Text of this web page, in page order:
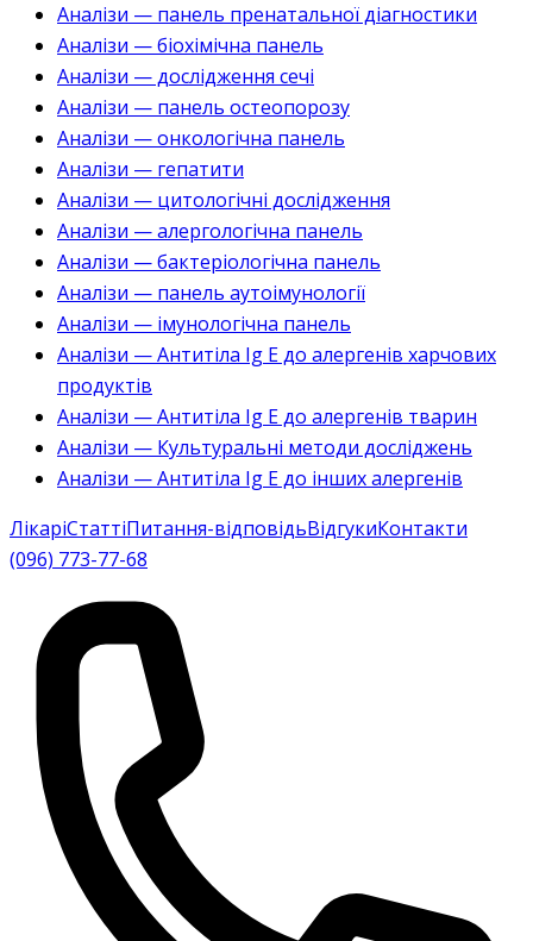
Аналізи — панель пренатальної діагностики
Аналізи — біохімічна панель
Аналізи — дослідження сечі
Аналізи — панель остеопорозу
Аналізи — онкологічна панель
Аналізи — гепатити
Аналізи — цитологічні дослідження
Аналізи — алергологічна панель
Аналізи — бактеріологічна панель
Аналізи — панель аутоімунології
Аналізи — імунологічна панель
Аналізи — Антитіла Ig E до алергенів харчових
продуктів
Аналізи — Антитіла Ig E до алергенів тварин
Аналізи — Культуральні методи досліджень
Аналізи — Антитіла Ig E до інших алергенів
ЛікаріСтаттіПитання-відповідьВідгукиКонтакти
(096) 773-77-68